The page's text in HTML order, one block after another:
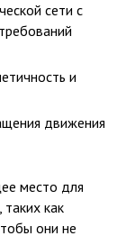
сети с
и
движения
место для
как
они не